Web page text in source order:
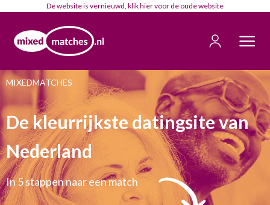
De website is vernieuwd, klikhiervoor de oude website
MIXEDMATCHES
De kleurrijkste datingsite van
Nederland
In 5 stappen naar een match